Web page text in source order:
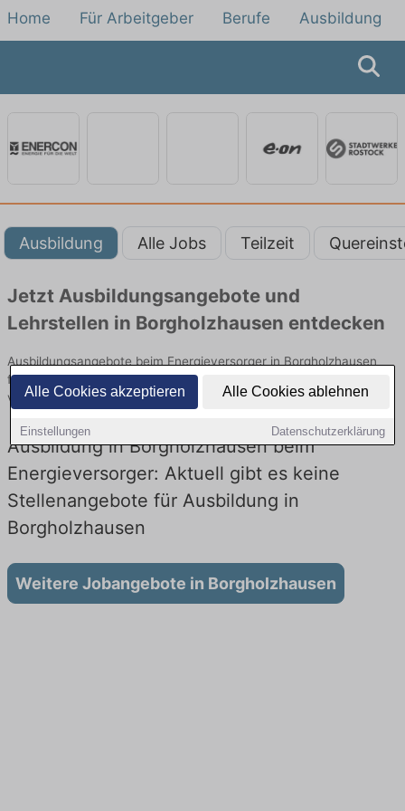
Alle Cookies akzeptieren Alle Cookies ablehnen
Einstellungen Datenschutzerklärung
Home Für Arbeitgeber Berufe Ausbildung
Ausbildung Alle Jobs Teilzeit
Jetzt Ausbildungsangebote und
Lehrstellen in Borgholzhausen entdecken
Ausbildungsangebote beim Energieversorger in Borgholzhausen
finden Sie von namhaften Firmen. Entdecken Sie freie Optionen
von Top-Arbeitgebern und bewerben Sie sich noch heute.
Ausbildung in Borgholzhausen beim
Energieversorger: Aktuell gibt es keine
Stellenangebote für Ausbildung in
Borgholzhausen
Weitere Jobangebote in Borgholzhausen